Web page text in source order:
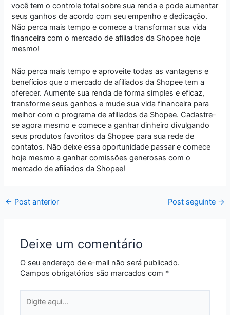
você tem o controle total sobre sua renda e pode aumentar
seus ganhos de acordo com seu empenho e dedicação.
Não perca mais tempo e comece a transformar sua vida
financeira com o mercado de afiliados da Shopee hoje
mesmo!
Não perca mais tempo e aproveite todas as vantagens e
benefícios que o mercado de afiliados da Shopee tem a
oferecer. Aumente sua renda de forma simples e eficaz,
transforme seus ganhos e mude sua vida financeira para
melhor com o programa de afiliados da Shopee. Cadastre-
se agora mesmo e comece a ganhar dinheiro divulgando
seus produtos favoritos da Shopee para sua rede de
contatos. Não deixe essa oportunidade passar e comece
hoje mesmo a ganhar comissões generosas com o
mercado de afiliados da Shopee!
← Post anterior Post seguinte →
Deixe um comentário
O seu endereço de e-mail não será publicado.
Campos obrigatórios são marcados com *
aqui...